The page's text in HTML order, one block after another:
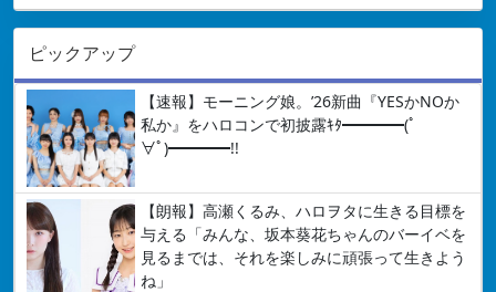
ピックアップ
【速報】モーニング娘。’26新曲『YESかNOか
私か』をハロコンで初披露ｷﾀ━━━━(ﾟ
∀ﾟ)━━━━!!
【朗報】高瀬くるみ、ハロヲタに生きる目標を
与える「みんな、坂本葵花ちゃんのバーイベを
見るまでは、それを楽しみに頑張って生きよう
ね」